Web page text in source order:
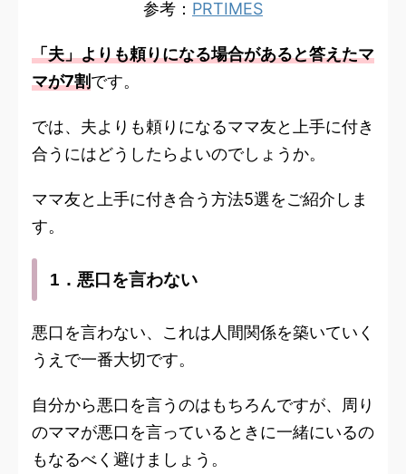
参考： PRTIMES
「夫」よりも頼りになる場合があると答えたマ
マが7割です。
では、夫よりも頼りになるママ友と上手に付き
合うにはどうしたらよいのでしょうか。
ママ友と上手に付き合う方法5選をご紹介しま
す。
1．悪口を言わない
悪口を言わない、これは人間関係を築いていく
うえで一番大切です。
自分から悪口を言うのはもちろんですが、周り
のママが悪口を言っているときに一緒にいるの
もなるべく避けましょう。